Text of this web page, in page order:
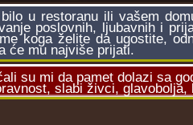
u restoranu ili vašem
poslovnih, ljubavnih i
koga želite da ugostite,
će mu najviše prijati.
su mi da pamet dolazi sa
slabi živci, glavobolja,